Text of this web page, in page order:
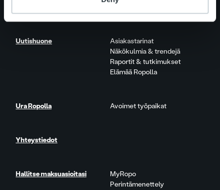
Uutishuone
Asiakastarinat
Näkökulmia & trendejä
Raportit & tutkimukset
Elämää Ropolla
Ura Ropolla Avoimet työpaikat
Yhteystiedot
Hallitse maksuasioitasi
MyRopo
Perintämenettely